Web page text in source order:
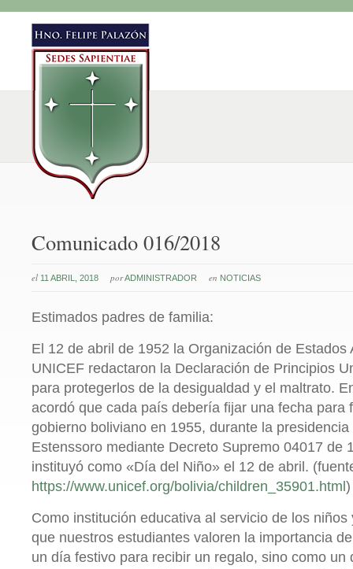
Comunicado 016/2018
el 11 ABRIL, 2018 porADMINISTRADOR en NOTICIAS
Estimados padres de familia:
El 12 de abril de 1952 la Organización de Estados
UNICEF redactaron la Declaración de Principios
para protegerlos de la desigualdad y el maltrato.
acordó que cada país debería fijar una fecha para
gobierno boliviano en 1955, durante la
Estenssoro mediante Decreto Supremo 04017 de
instituyó como «Día del Niño» el 12 de abril.
https://www.unicef.org/bolivia/children_35901.html )
Como institución educativa al servicio de los
que nuestros estudiantes valoren la importancia
un día festivo para recibir un regalo, sino como un